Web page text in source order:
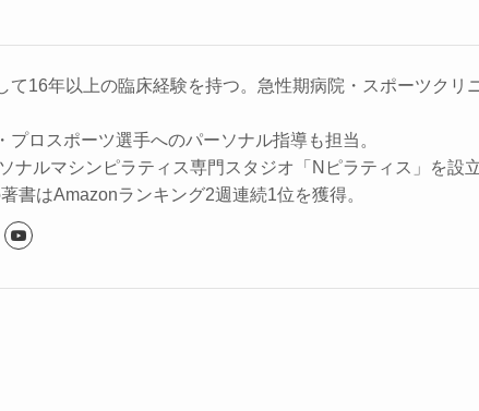
て16年以上の臨床経験を持つ。急性期病院・スポーツクリ
プロスポーツ選手へのパーソナル指導も担当。
ナルマシンピラティス専門スタジオ「Nピラティス」を設立
書はAmazonランキング2週連続1位を獲得。